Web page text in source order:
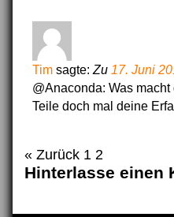
Tim sagte: Zu 17. Juni
@Anaconda: Was
Teile doch mal deine
« Zurück 1 2
Hinterlasse einen